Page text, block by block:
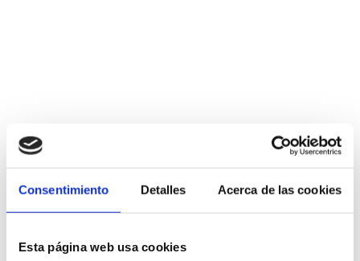
Consentimiento Detalles Acerca de las cookies
Esta página web usa cookies
Avda Montgó 3